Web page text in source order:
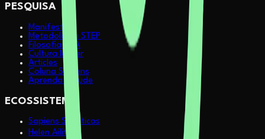
PESQUISA
Manifesto
Metodologia STEP
Filosofia & IA
Cultura Maker
Articles
Coluna Sapiens
Aprenda Claude
ECOSSISTEMA
Sapiens Sintéticos
Helen Ailith